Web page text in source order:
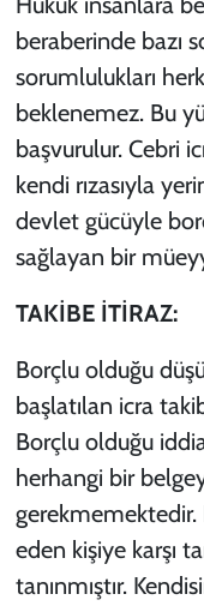
beraberinde bazı
sorumlulukları
beklenemez. Bu
başvurulur. Cebri
kendi rızasıyla
devlet gücüyle
sağlayan bir
TAKİBE İTİRAZ:
Borçlu olduğu
başlatılan icra
Borçlu olduğu
herhangi bir
gerekmemektedir.
eden kişiye karşı
tanınmıştır.